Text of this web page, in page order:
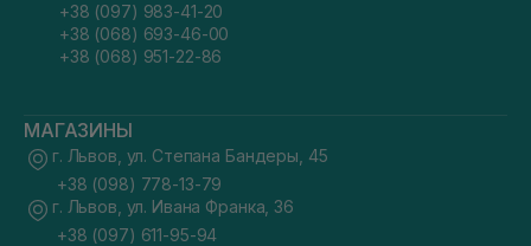
+38 (097) 983-41-20
+38 (068) 693-46-00
+38 (068) 951-22-86
МАГАЗИНЫ
г. Львов, ул. Степана Бандеры, 45
+38 (098) 778-13-79
г. Львов, ул. Ивана Франка, 36
+38 (097) 611-95-94